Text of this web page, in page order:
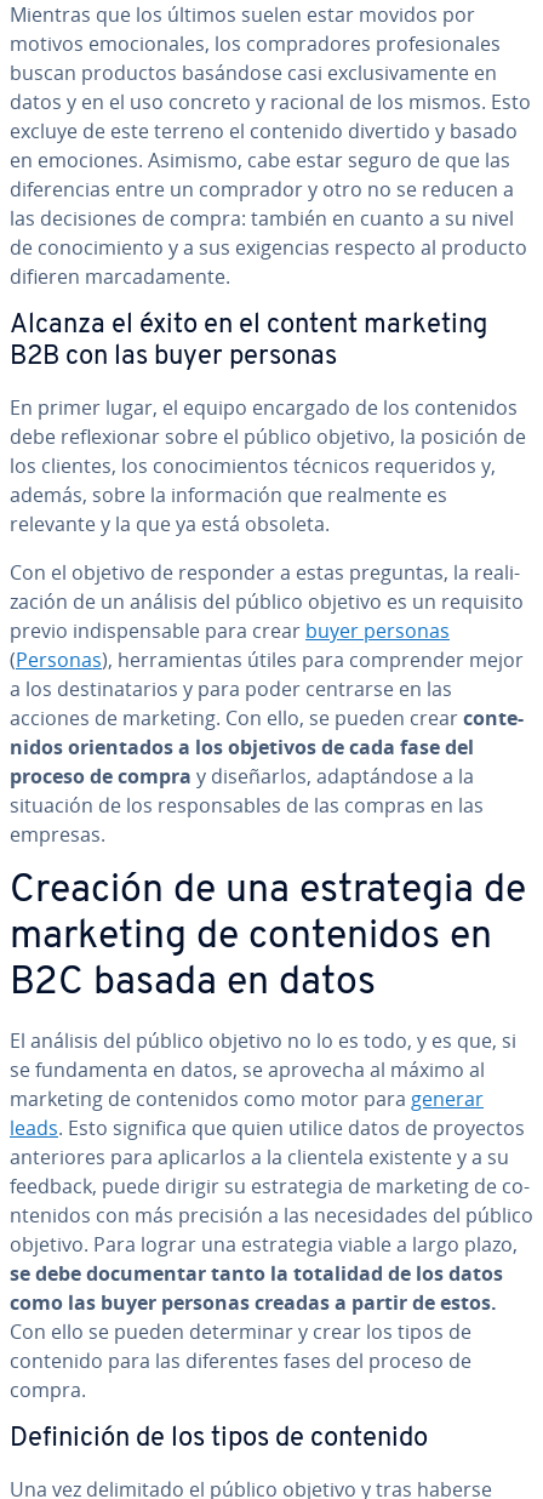
Mientras que los últimos suelen estar movidos por
motivos emo­cio­na­les, los co­m­pra­do­res pro­fe­sio­na­les
buscan productos basándose casi ex­clu­si­va­me­n­te en
datos y en el uso concreto y racional de los mismos. Esto
excluye de este terreno el contenido divertido y basado
en emociones. Asimismo, cabe estar seguro de que las
di­fe­re­n­cias entre un comprador y otro no se reducen a
las de­ci­sio­nes de compra: también en cuanto a su nivel
de co­no­ci­mie­n­to y a sus exi­ge­n­cias respecto al producto
difieren ma­r­ca­da­me­n­te.
Alcanza el éxito en el content marketing
B2B con las buyer personas
En primer lugar, el equipo encargado de los co­n­te­ni­dos
debe re­fle­xio­nar sobre el público objetivo, la posición de
los clientes, los co­no­ci­mie­n­tos técnicos re­que­ri­dos y,
además, sobre la in­fo­r­ma­ción que realmente es
relevante y la que ya está obsoleta.
Con el objetivo de responder a estas preguntas, la rea­li­
za­ción de un análisis del público objetivo es un requisito
previo in­di­s­pe­n­sa­ble para crear buyer personas
(Personas), he­rra­mie­n­tas útiles para co­m­pre­n­der mejor
a los de­s­ti­na­ta­rios y para poder centrarse en las
acciones de marketing. Con ello, se pueden crearco­n­te­
ni­dos orie­n­ta­dos a los objetivos de cada fase del
proceso de compra y di­se­ñar­los, ada­p­tá­n­do­se a la
situación de los re­s­po­n­sa­bles de las compras en las
empresas.
Creación de una es­tra­te­gia de
marketing de co­n­te­ni­dos en
B2C basada en datos
El análisis del público objetivo no lo es todo, y es que, si
se fu­n­da­me­n­ta en datos, se aprovecha al máximo al
marketing de co­n­te­ni­dos como motor para generar
leads. Esto significa que quien utilice datos de proyectos
an­te­rio­res para apli­car­los a la clientela existente y a su
feedback, puede dirigir su es­tra­te­gia de marketing de co­
n­te­ni­dos con más precisión a las ne­ce­si­da­des del público
objetivo. Para lograr una es­tra­te­gia viable a largo plazo,
se debe do­cu­me­n­tar tanto la totalidad de los datos
como las buyer personas creadas a partir de estos.
Con ello se pueden de­te­r­mi­nar y crear los tipos de
contenido para las di­fe­re­n­tes fases del proceso de
compra.
De­fi­ni­ción de los tipos de contenido
Una vez de­li­mi­ta­do el público objetivo y tras haberse